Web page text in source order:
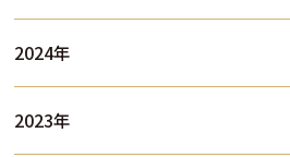
2024年
2023年